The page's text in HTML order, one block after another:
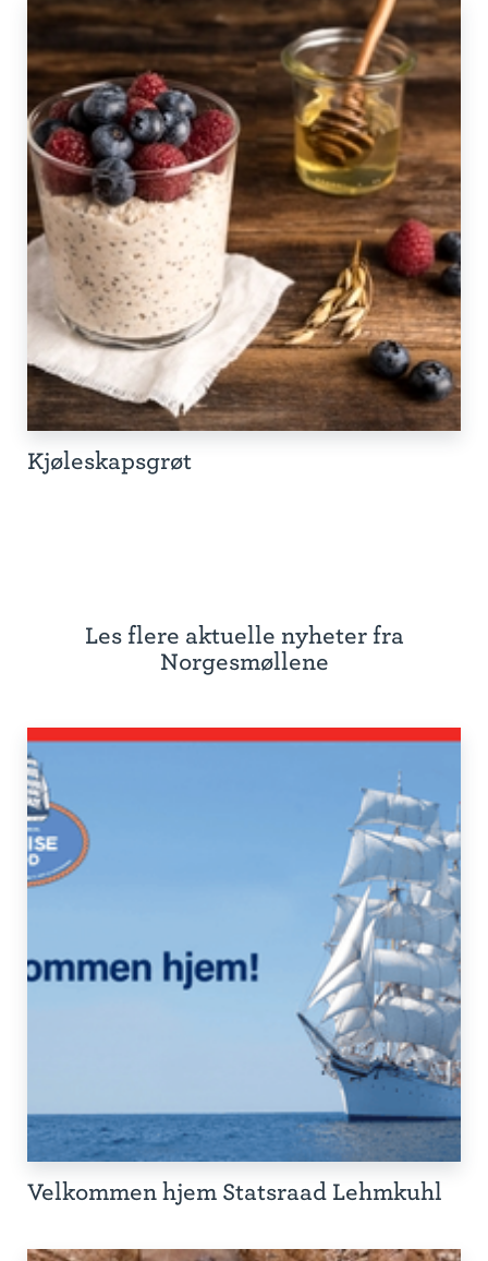
Kjøleskapsgrøt
Les flere aktuelle nyheter fra
Norgesmøllene
Velkommen hjem Statsraad Lehmkuhl